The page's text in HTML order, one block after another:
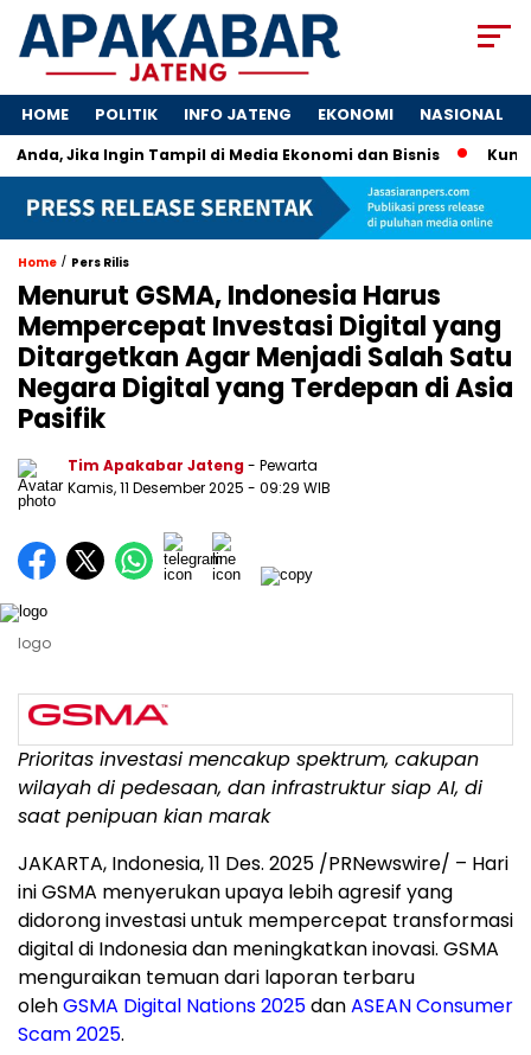
HOME POLITIK INFO JATENG EKONOMI NASIONAL
Jika Ingin Tampil di Media Ekonomi dan Bisnis Kunci
Home / Pers Rilis
Menurut GSMA, Indonesia Harus
Mempercepat Investasi Digital yang
Ditargetkan Agar Menjadi Salah Satu
Negara Digital yang Terdepan di Asia
Pasifik
Tim Apakabar Jateng- Pewarta
Kamis, 11 Desember 2025 - 09:29 WIB
logo
Prioritas investasi mencakup spektrum, cakupan
wilayah di pedesaan, dan infrastruktur siap AI, di
saat penipuan kian marak
JAKARTA, Indonesia,11 Des. 2025 /PRNewswire/ – Hari
ini GSMA menyerukan upaya lebih agresif yang
didorong investasi untuk mempercepat transformasi
digital di Indonesiadan meningkatkan inovasi. GSMA
menguraikan temuan dari laporan terbaru
olehGSMA Digital Nations 2025danASEAN Consumer
Scam 2025.